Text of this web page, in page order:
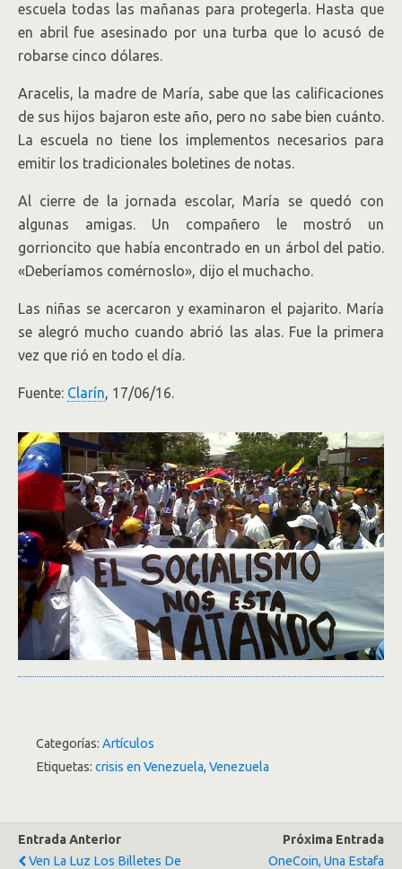
escuela todas las mañanas para protegerla. Hasta que
en abril fue asesinado por una turba que lo acusó de
robarse cinco dólares.
Aracelis, la madre de María, sabe que las calificaciones
de sus hijos bajaron este año, pero no sabe bien cuánto.
La escuela no tiene los implementos necesarios para
emitir los tradicionales boletines de notas.
Al cierre de la jornada escolar, María se quedó con
algunas amigas. Un compañero le mostró un
gorrioncito que había encontrado en un árbol del patio.
«Deberíamos comérnoslo», dijo el muchacho.
Las niñas se acercaron y examinaron el pajarito. María
se alegró mucho cuando abrió las alas. Fue la primera
vez que rió en todo el día.
Fuente: Clarín, 17/06/16.
Categorías: Artículos
Etiquetas: crisis en Venezuela, Venezuela
Entrada Anterior
Ven La Luz Los Billetes De
Próxima Entrada
OneCoin, Una Estafa